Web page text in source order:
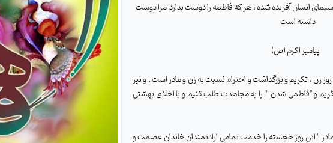
انسان آفریده شده ، هر که فاطمه را دوست بدارد مرا دوست
داشته است
پیامبر اکرم (ص)
زن ، تکریم و بزرگداشت و احترام نسبت به زن و مادر است . و نیز
و "فاطمی شدن " را به مجاهدت طلب کنیم و با اخلاق بهشتی
" این روز خجسته را خدمت تمامی ارادتمندان خاندان عصمت و